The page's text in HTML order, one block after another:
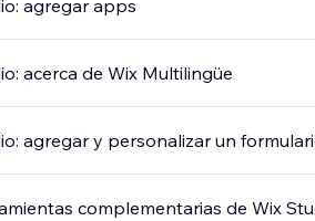
agregar apps
acerca de Wix Multilingüe
agregar y personalizar un
complementarias de Wix